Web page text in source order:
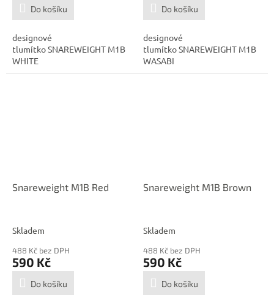
Do košíku
designové
tlumítko SNAREWEIGHT M1B
WHITE
Do košíku
designové
tlumítko SNAREWEIGHT M1B
WASABI
Snareweight M1B Red
Skladem
488 Kč bez DPH
590 Kč
Do košíku
Snareweight M1B Brown
Skladem
488 Kč bez DPH
590 Kč
Do košíku